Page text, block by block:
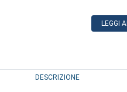
LEGGI
DESCRIZIONE